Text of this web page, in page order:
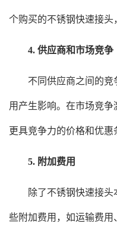
个购买的不锈钢快速接头
4. 供应商和市场竞争
不同供应商之间的竞
用产生影响。在市场竞
更具竞争力的价格和优惠
5. 附加费用
除了不锈钢快速接头
些附加费用，如运输费